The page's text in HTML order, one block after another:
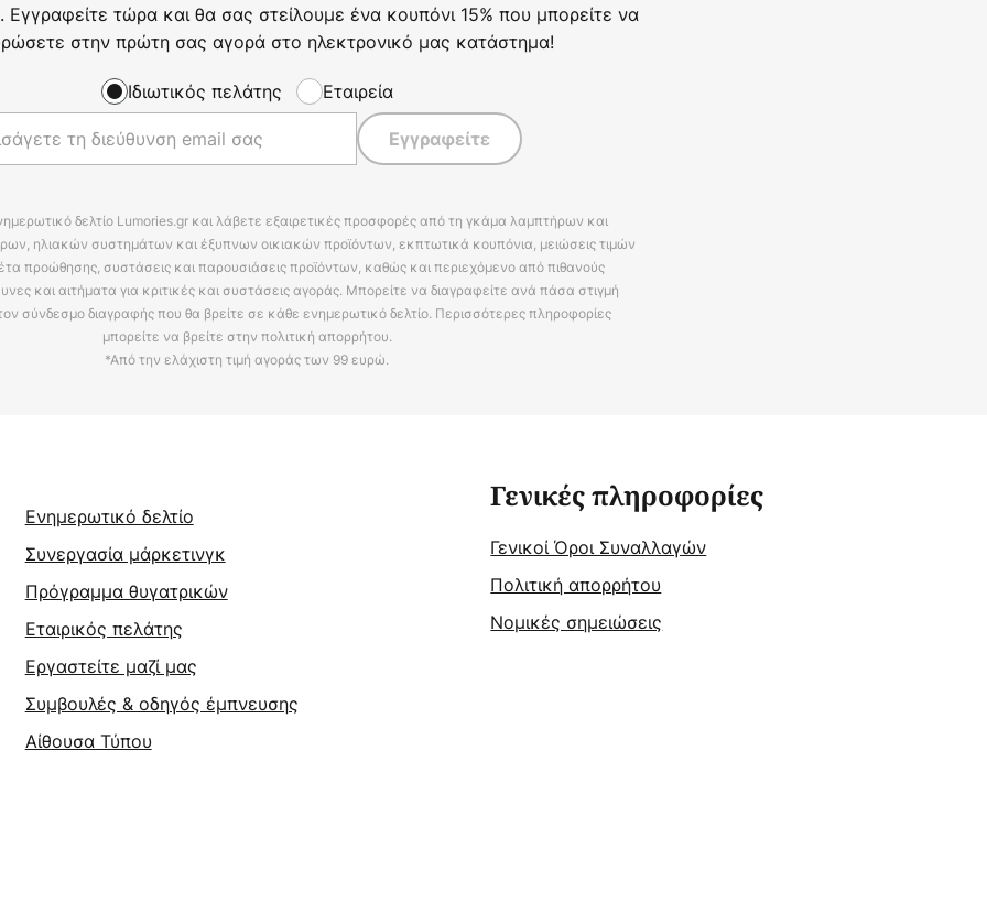
Εγγραφείτε τώρα και θα σας στείλουμε ένα κουπόνι 15% που μπορείτε να
στην πρώτη σας αγορά στο ηλεκτρονικό μας κατάστημα!
Ιδιωτικός πελάτης Εταιρεία
Εγγραφείτε
δελτίο Lumories.gr και λάβετε εξαιρετικές προσφορές από τη γκάμα λαμπτήρων και
ηλιακών συστημάτων και έξυπνων οικιακών προϊόντων, εκπτωτικά κουπόνια, μειώσεις τιμών
προώθησης, συστάσεις και παρουσιάσεις προϊόντων, καθώς και περιεχόμενο από πιθανούς
και αιτήματα για κριτικές και συστάσεις αγοράς. Μπορείτε να διαγραφείτε ανά πάσα στιγμή
σύνδεσμο διαγραφής που θα βρείτε σε κάθε ενημερωτικό δελτίο. Περισσότερες πληροφορίες
μπορείτε να βρείτε στην πολιτική απορρήτου.
*Από την ελάχιστη τιμή αγοράς των 99 ευρώ.
Ενημερωτικό δελτίο
Συνεργασία μάρκετινγκ
Πρόγραμμα θυγατρικών
Εταιρικός πελάτης
Εργαστείτε μαζί μας
Συμβουλές & οδηγός έμπνευσης
Αίθουσα Τύπου
Γενικές πληροφορίες
Γενικοί Όροι Συναλλαγών
Πολιτική απορρήτου
Νομικές σημειώσεις